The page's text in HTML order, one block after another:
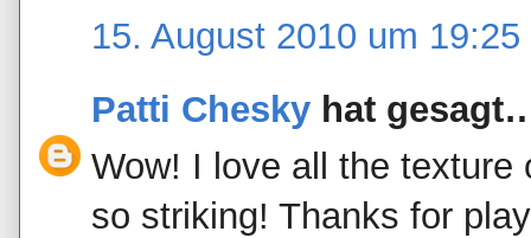
15. August 2010 um 19:25
Patti Chesky hat
Wow! I love all the texture
so striking! Thanks for